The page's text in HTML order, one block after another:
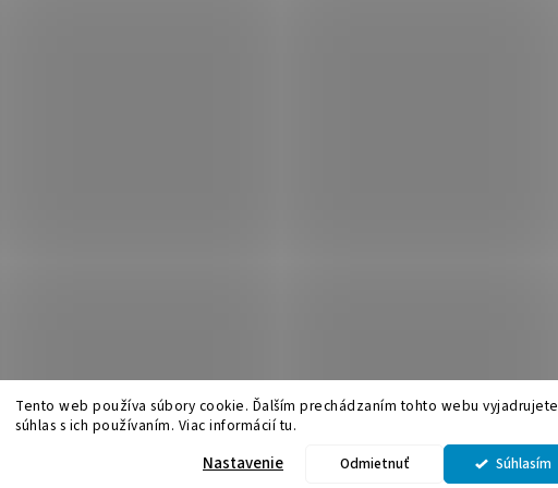
Tento web používa súbory cookie. Ďalším prechádzaním tohto webu vyjadrujete
súhlas s ich používaním. Viac informácií tu.
Súhlasím
Odmietnuť
Nastavenie